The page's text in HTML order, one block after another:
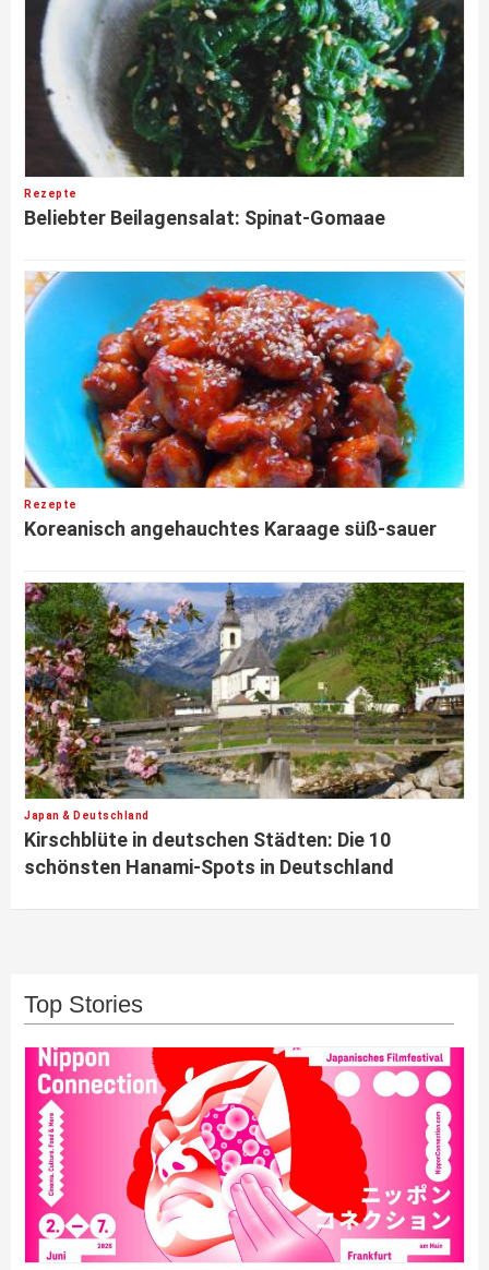
Rezepte
Beliebter Beilagensalat: Spinat-Gomaae
Rezepte
Koreanisch angehauchtes Karaage süß-sauer
Japan & Deutschland
Kirschblüte in deutschen Städten: Die 10
schönsten Hanami-Spots in Deutschland
Top Stories